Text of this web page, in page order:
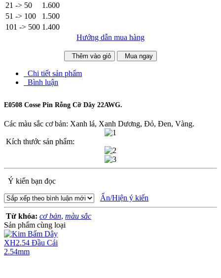
21 -> 50
1.600
51 -> 100
1.500
101 -> 500 1.400
Hướng dẫn mua hàng
Thêm vào giỏ Mua ngay
Chi tiết sản phẩm
Bình luận
E0508 Cosse Pin Rỗng Cỡ Dây 22AWG.
Các màu sắc cơ bản: Xanh lá, Xanh Dương, Đỏ, Đen, Vàng.
Kích thước sản phẩm:
Ý kiến bạn đọc
Ẩn/Hiện ý kiến
Từ khóa: cơ bản, màu sắc
Sản phẩm cùng loại